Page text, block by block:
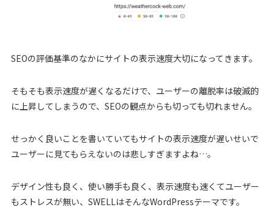
SEOの評価基準のなかにサイトの表示速度大切になってきます。
そもそも表示速度が遅くなるだけで、ユーザーの離脱率は破滅的
に上昇してしまうので、SEOの観点からも切っても切れません。
せっかく良いことを書いていてもサイトの表示速度が遅いせいで
ユーザーに見てもらえないのは悲しすぎますよね…。
デザイン性も良く、使い勝手も良く、表示速度も速くてユーザー
もストレスが無い、SWELLはそんなWordPressテーマです。